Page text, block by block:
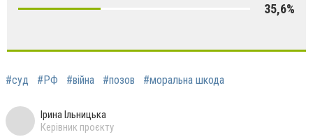
35,6%
#суд #РФ #війна #позов #моральна шкода
Ірина Ільницька
Керівник проєкту